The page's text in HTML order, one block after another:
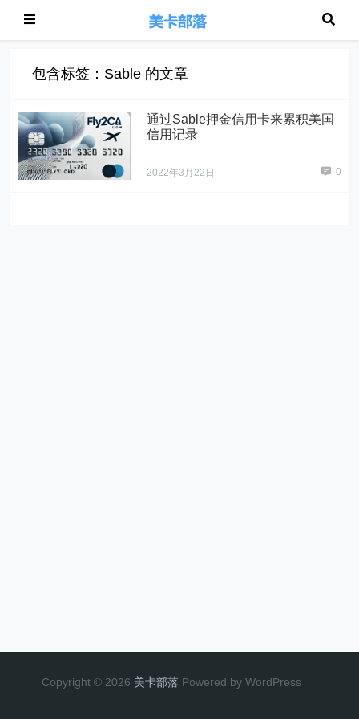
包含标签：Sable 的文章
通过Sable押金信用卡来累积美国
信用记录
2022年3月22日 0
Copyright © 2026 美卡部落 Powered by WordPress